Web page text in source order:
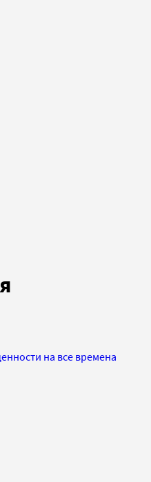
на все времена